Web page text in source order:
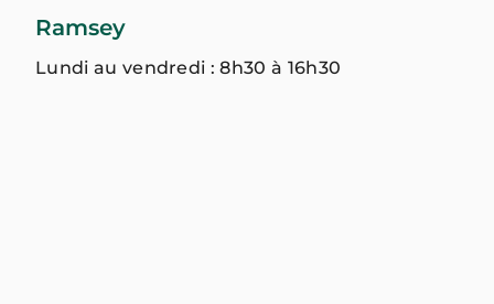
Ramsey
Lundi au vendredi : 8h30 à 16h30